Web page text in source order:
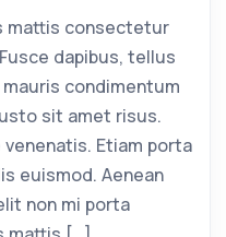
mattis consectetur
dapibus, tellus
condimentum
sit amet risus.
Etiam porta
euismod. Aenean
non mi porta